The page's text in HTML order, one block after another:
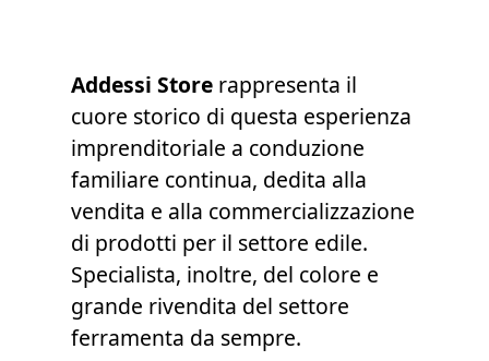
Addessi Storerappresenta il
cuore storico di questa esperienza
imprenditoriale a conduzione
familiare continua, dedita alla
vendita e alla commercializzazione
di prodotti per il settore edile.
Specialista, inoltre, del colore e
grande rivendita del settore
ferramenta da sempre.